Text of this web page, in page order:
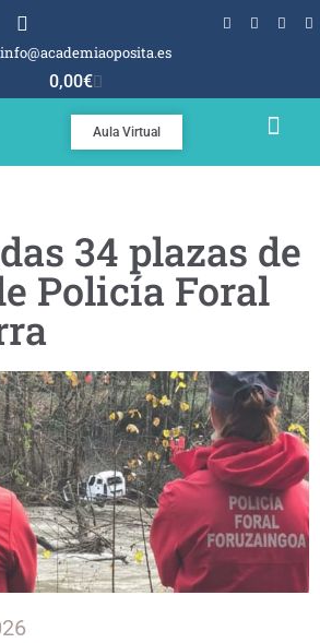
info@academiaoposita.es
0,00€
Aula Virtual
34 plazas de
Policía Foral